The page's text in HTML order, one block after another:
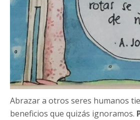
Abrazar a otros seres humanos
beneficios que quizás ignoramos.